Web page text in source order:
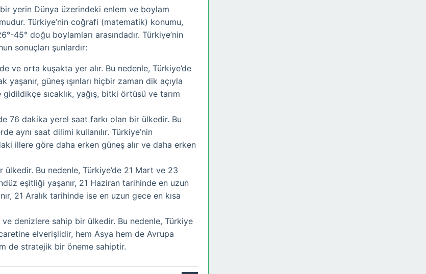
yerin Dünya üzerindeki enlem ve boylam
Türkiye’nin coğrafi (matematik) konumu,
45° doğu boylamları arasındadır. Türkiye’nin
sonuçları şunlardır:
ve orta kuşakta yer alır. Bu nedenle, Türkiye’de
güneş ışınları hiçbir zaman dik açıyla
sıcaklık, yağış, bitki örtüsü ve tarım
76 dakika yerel saat farkı olan bir ülkedir. Bu
aynı saat dilimi kullanılır. Türkiye’nin
illere göre daha erken güneş alır ve daha erken
ülkedir. Bu nedenle, Türkiye’de 21 Mart ve 23
eşitliği yaşanır, 21 Haziran tarihinde en uzun
21 Aralık tarihinde ise en uzun gece en kısa
denizlere sahip bir ülkedir. Bu nedenle, Türkiye
elverişlidir, hem Asya hem de Avrupa
de stratejik bir öneme sahiptir.